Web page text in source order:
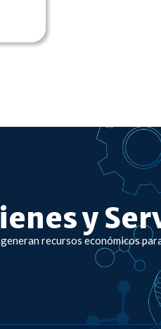
y
recursos económicos